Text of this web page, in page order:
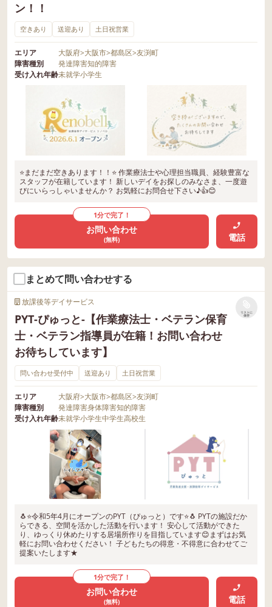
ン！！
空きあり 送迎あり 土日祝営業
エリア 大阪府>大阪市>都島区>友渕町
障害種別
発達障害知的障害
受け入れ年齢未就学小学生
⭐まだまだ空きあります！！⭐ 作業療法士や心理担当職員、経験豊富な
スタッフが在籍しています！ 新しいデイをお探しのみなさま、一度遊
びにいらっしゃいませんか？ お気軽にお問合せ下さい♪👍😊
1分で完了！
お問い合わせ
(無料) 電話
まとめて問い合わせする
放課後等デイサービス
PYT-ぴゅっと-【作業療法士・ベテラン保育
士・ベテラン指導員が在籍！お問い合わせ
お待ちしています】
リストに
保存
問い合わせ受付中 送迎あり 土日祝営業
エリア 大阪府>大阪市>都島区>友渕町
障害種別
発達障害身体障害知的障害
受け入れ年齢未就学小学生中学生高校生
🐧⭐️令和5年4月にオープンのPYT（ぴゅっと）です⭐️🐧 PYTの施設だか
らできる、空間を活かした活動を行います！ 安心して活動ができた
り、ゆっくり休めたりする居場所作りを目指しています😊まずはお気
軽にお問い合わせください！ 子どもたちの得意・不得意に合わせてご
提案いたします★
1分で完了！
お問い合わせ
(無料) 電話